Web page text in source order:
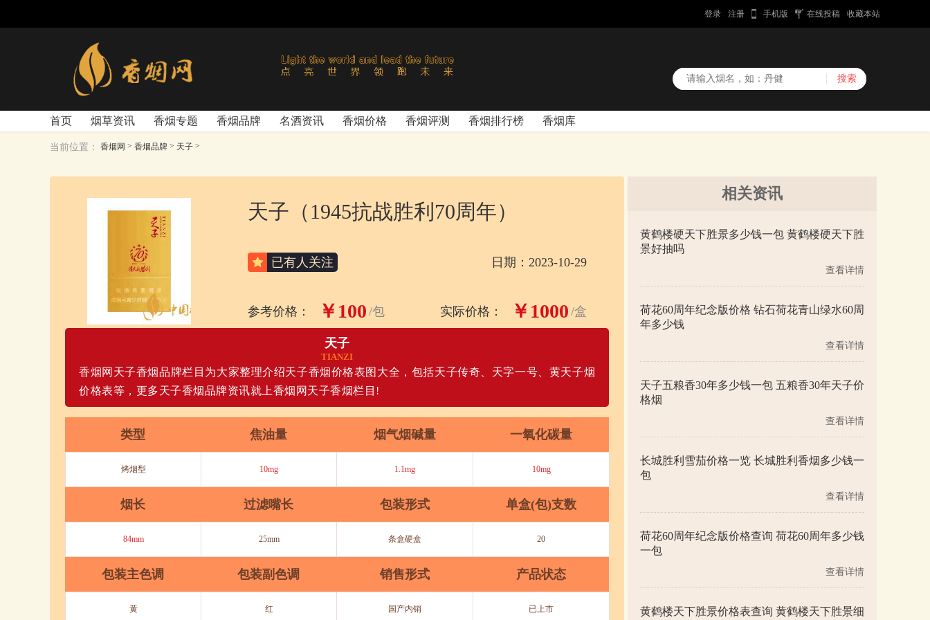
登录 注册 手机版 在线投稿 收藏本站
首页 烟草资讯 香烟专题 香烟品牌 名酒资讯 香烟价格 香烟评测 香烟排行榜 香烟库
当前位置： 香烟网 > 香烟品牌 > 天子 >
天子（1945抗战胜利70周年）
已有人关注 日期：2023-10-29
参考价格： ￥100 /包 实际价格： ￥1000 /盒
天子
TIANZI
香烟网天子香烟品牌栏目为大家整理介绍天子香烟价格表图大全，包括天子传奇、天字一号、黄天子烟
价格表等，更多天子香烟品牌资讯就上香烟网天子香烟栏目!
类型 焦油量 烟气烟碱量 一氧化碳量
烤烟型 10mg 1.1mg 10mg
烟长 过滤嘴长 包装形式 单盒(包)支数
84mm 25mm 条盒硬盒 20
包装主色调 包装副色调 销售形式 产品状态
黄 红 国产内销 已上市
相关资讯
黄鹤楼硬天下胜景多少钱一包 黄鹤楼硬天下胜
景好抽吗
查看详情
荷花60周年纪念版价格 钻石荷花青山绿水60周
年多少钱
查看详情
天子五粮香30年多少钱一包 五粮香30年天子价
格烟
查看详情
长城胜利雪茄价格一览 长城胜利香烟多少钱一
包
查看详情
荷花60周年纪念版价格查询 荷花60周年多少钱
一包
查看详情
黄鹤楼天下胜景价格表查询 黄鹤楼天下胜景细